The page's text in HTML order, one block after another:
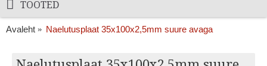
TOOTED
Avaleht Naelutusplaat 35x100x2,5mm suure avaga